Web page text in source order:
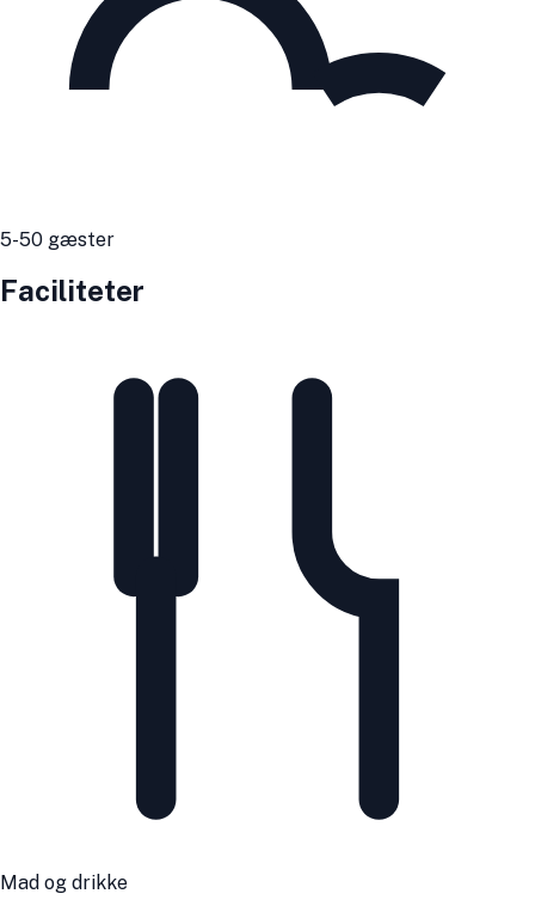
5-50 gæster
Faciliteter
Mad og drikke